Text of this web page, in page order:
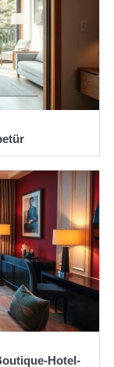
Hotel-